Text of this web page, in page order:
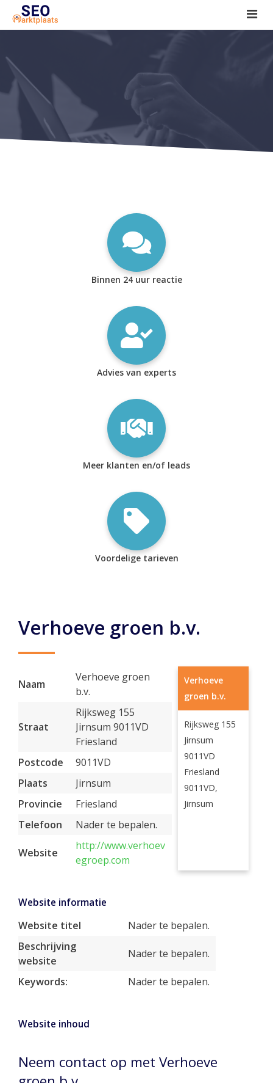
SEO tools reviews
Marketeer bij jou in de buurt?
Offerte
1. Seo voor beginners +
2. Onderzoeken +
Binnen 24 uur reactie
Advies van experts
Meer klanten en/of leads
Voordelige tarieven
Verhoeve groen b.v.
Naam
Verhoeve groen
b.v.
Straat
Rijksweg 155
Jirnsum 9011VD
Friesland
Postcode
9011VD
Plaats
Jirnsum
Provincie
Friesland
Telefoon
Nader te bepalen.
Website
http://www.verhoev
egroep.com
Verhoeve
groen b.v.
Rijksweg 155
Jirnsum
9011VD
Friesland
9011VD,
Jirnsum
Website informatie
Website titel
Nader te bepalen.
Beschrijving
website
Nader te bepalen.
Keywords: Nader te bepalen.
Website inhoud
Neem contact op met Verhoeve